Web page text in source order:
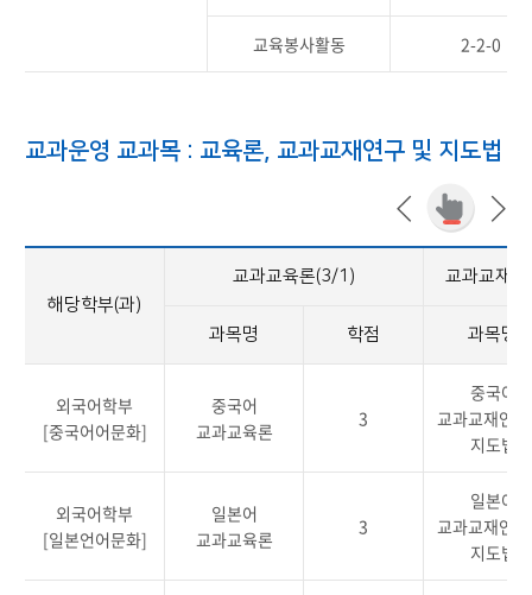
교육봉사활동 2-2-0
교과운영 교과목 : 교육론, 교과교재연구 및 지도법
해당학부(과)
교과교육론(3/1) 교과교재
과목명 학점 과목명
외국어학부
[중국어어문화]
중국어
교과교육론
3
중국어
교과교재연
지도법
외국어학부
[일본언어문화]
일본어
교과교육론
3
일본어
교과교재연
지도법